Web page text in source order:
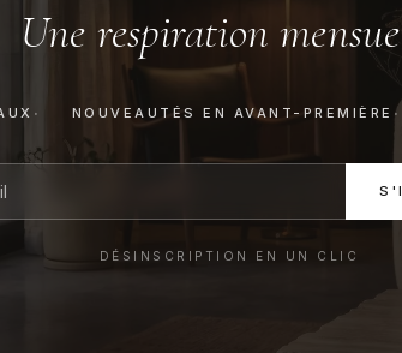
Une respiration
NOUVEAUTÉS EN AVANT-PREMIÈRE
DÉSINSCRIPTION EN UN CLIC